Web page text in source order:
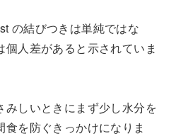
の結びつきは単純ではな
個人差があると示されていま
みしいときにまず少し水分を
を防ぐきっかけになりま